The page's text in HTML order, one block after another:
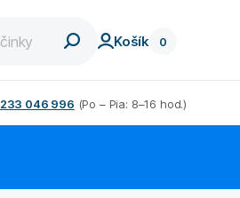
Košík 0
diéta
233 046 996 (Po – Pia: 8–16 hod.)